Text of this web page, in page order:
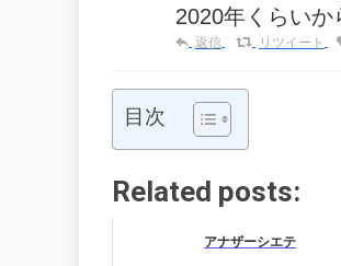
2020年くらい
返信 リツイート
目次
Related posts:
アナザーシエテ